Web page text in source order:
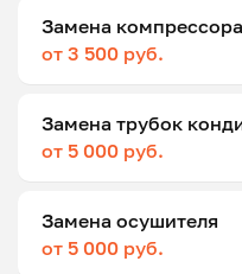
Замена
от 3 500 руб.
Замена трубок
от 5 000 руб.
Замена осушителя
от 5 000 руб.